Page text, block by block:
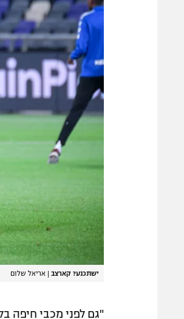
ישתכנע? קארצב | אריאל שלום
"גם לפני מכבי חיפה